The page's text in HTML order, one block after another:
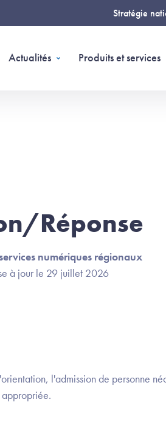
Stratégie
Actualités Produits et services
Réponse
numériques régionaux
à jour le 29 juillet 2026
l'admission de personne